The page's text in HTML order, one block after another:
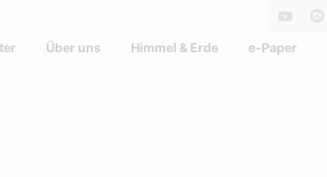
Über uns Himmel & Erde e-Paper